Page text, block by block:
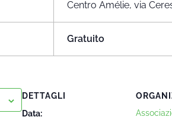
Centro Amélie, via
Gratuito
DETTAGLI
Data: